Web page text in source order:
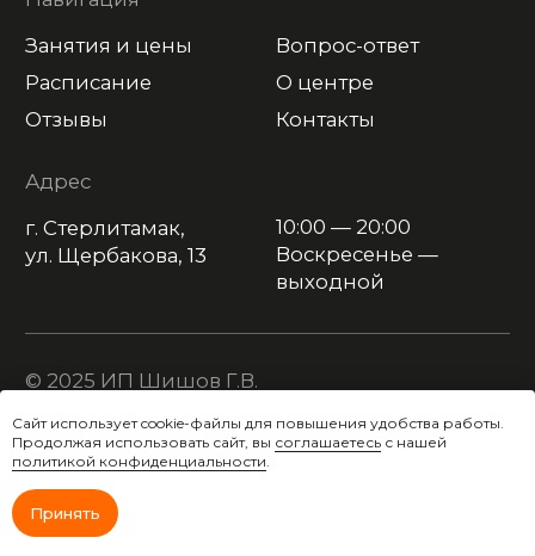
Сайт использует cookie-файлы для повышения удобства работы.
Продолжая использовать сайт, вы соглашаетесь с нашей
политикой конфиденциальности.
Принять